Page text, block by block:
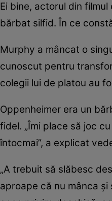
Ei bine, actorul din
bărbat silfid. În ce
Murphy a mâncat o
cunoscut pentru
colegii lui de platou au
Oppenheimer era un
fidel. „Îmi place să joc
întocmai”, a explicat
„A trebuit să slăbesc
aproape că nu mânca